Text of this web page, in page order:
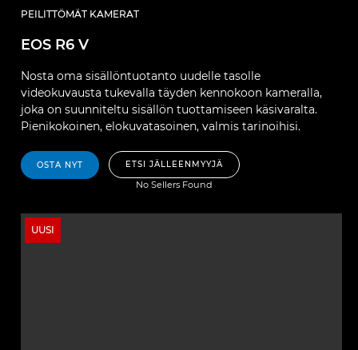
PEILITTÖMÄT KAMERAT
EOS R6 V
Nosta oma sisällöntuotanto uudelle tasolle
videokuvausta tukevalla täyden kennokoon kameralla,
joka on suunniteltu sisällön tuottamiseen käsivaralta.
Pienikokoinen, elokuvatasoinen, valmis tarinoihisi.
OSTA NYT ETSI JÄLLEENMYYJÄ
No Sellers Found
UUSI